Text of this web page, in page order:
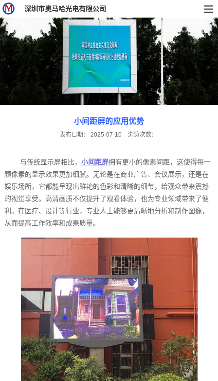
深圳市奥马哈光电有限公司
小间距屏的应用优势
发布日期： 2025-07-10 浏览次数：
与传统显示屏相比， 小间距屏拥有更小的像素间距，这使得每一
颗像素的显示效果更加细腻。无论是在商业广告、会议展示，还是在
娱乐场所，它都能呈现出鲜艳的色彩和清晰的细节，给观众带来震撼
的视觉享受。高清画质不仅提升了观看体验，也为专业领域带来了便
利。在医疗、设计等行业，专业人士能够更清晰地分析和制作图像，
从而提高工作效率和成果质量。